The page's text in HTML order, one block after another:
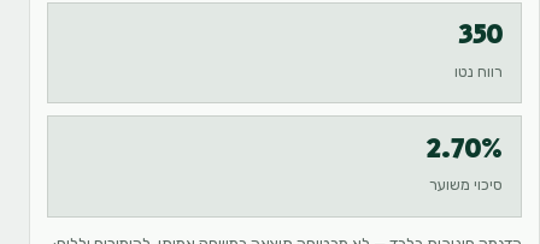
350
רווח נטו
2.70%
סיכוי משוער